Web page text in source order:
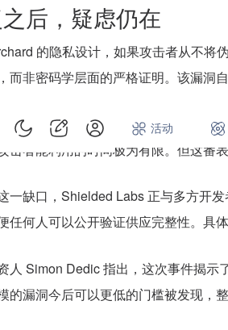
讯 专题 活动
后，疑虑仍在
的隐私设计，如果攻击者从不将
而非密码学层面的严格证明。该漏洞
Labs 认为被利用的可能性较低，理
击者能利用的时间极为有限。但这番
一缺口，Shielded Labs 正与多方开
任何人可以公开验证供应完整性。具
人 Simon Dedic 指出，这次事件揭
的漏洞今后可以更低的门槛被发现，